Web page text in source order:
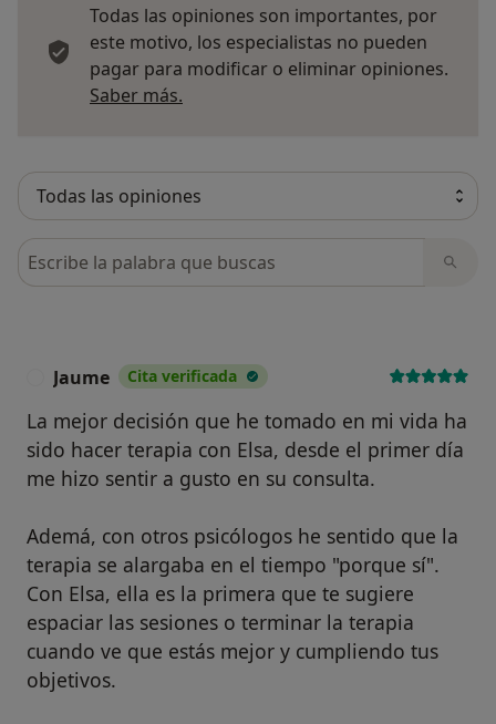
Todas las opiniones son importantes, por
este motivo, los especialistas no pueden
pagar para modificar o eliminar opiniones.
Saber más.
Busca en opiniones
Jaume Cita verificada
La mejor decisión que he tomado en mi vida ha
sido hacer terapia con Elsa, desde el primer día
me hizo sentir a gusto en su consulta.
Ademá, con otros psicólogos he sentido que la
terapia se alargaba en el tiempo "porque sí".
Con Elsa, ella es la primera que te sugiere
espaciar las sesiones o terminar la terapia
cuando ve que estás mejor y cumpliendo tus
objetivos.